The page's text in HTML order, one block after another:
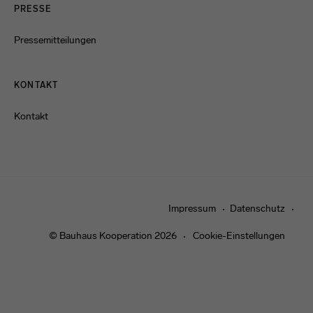
PRESSE
Pressemitteilungen
KONTAKT
Kontakt
Impressum Datenschutz
© Bauhaus Kooperation 2026 Cookie-Einstellungen